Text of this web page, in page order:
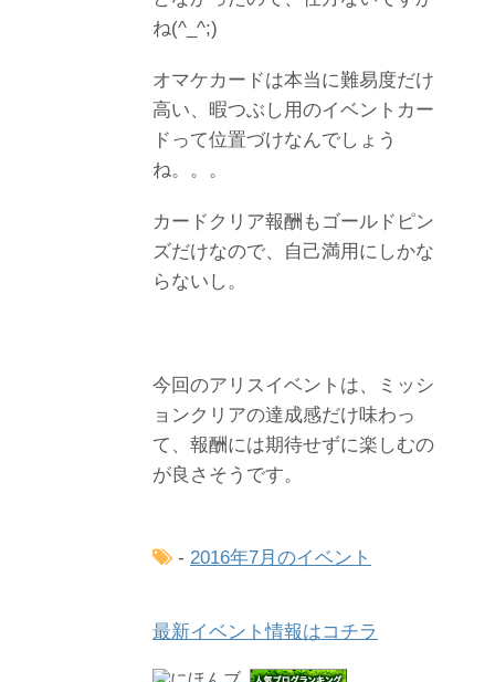
ね(^_^;)
オマケカードは本当に難易度だけ
高い、暇つぶし用のイベントカー
ドって位置づけなんでしょう
ね。。。
カードクリア報酬もゴールドピン
ズだけなので、自己満用にしかな
らないし。
今回のアリスイベントは、ミッシ
ョンクリアの達成感だけ味わっ
て、報酬には期待せずに楽しむの
が良さそうです。
- 2016年7月のイベント
最新イベント情報はコチラ